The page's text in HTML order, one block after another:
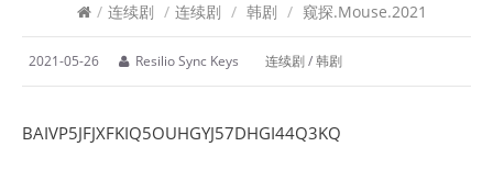
/ 连续剧 / 连续剧 / 韩剧 / 窥探.Mouse.2021
2021-05-26 Resilio Sync Keys 连续剧/韩剧
BAIVP5JFJXFKIQ5OUHGYJ57DHGI44Q3KQ